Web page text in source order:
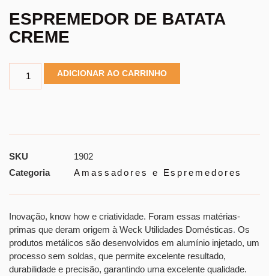
ESPREMEDOR DE BATATA
CREME
ADICIONAR AO CARRINHO
SKU
1902
Categoria
Amassadores e Espremedores
Inovação, know how e criatividade. Foram essas matérias-
primas que deram origem à Weck Utilidades Domésticas. Os
produtos metálicos são desenvolvidos em alumínio injetado, um
processo sem soldas, que permite excelente resultado,
durabilidade e precisão, garantindo uma excelente qualidade.